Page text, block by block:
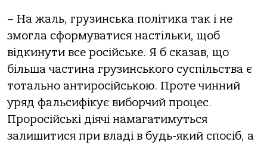
– На жаль, грузинська політика так і не
змогла сформуватися настільки, щоб
відкинути все російське. Я б сказав, що
більша частина грузинського суспільства є
тотально антиросійською. Проте чинний
уряд фальсифікує виборчий процес.
Проросійські діячі намагатимуться
залишитися при владі в будь-який спосіб, а